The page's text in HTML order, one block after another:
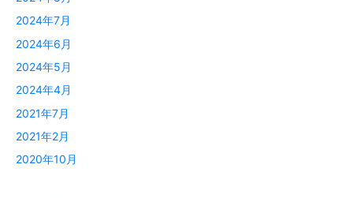
2024年7月
2024年6月
2024年5月
2024年4月
2021年7月
2021年2月
2020年10月